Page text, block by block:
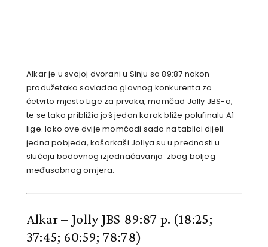
Alkar je u svojoj dvorani u Sinju sa 89:87 nakon
produžetaka savladao glavnog konkurenta za
četvrto mjesto Lige za prvaka, momčad Jolly JBS-a,
te se tako približio još jedan korak bliže polufinalu A1
lige. Iako ove dvije momčadi sada na tablici dijeli
jedna pobjeda, košarkaši Jollya su u prednosti u
slučaju bodovnog izjednačavanja zbog boljeg
međusobnog omjera.
Alkar – Jolly JBS 89:87 p. (18:25;
37:45; 60:59; 78:78)